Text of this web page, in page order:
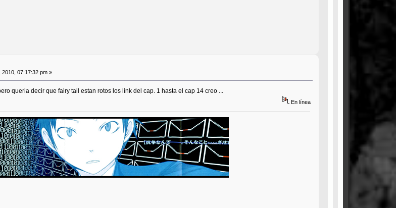
2010, 07:17:32 pm »
queria decir que fairy tail estan rotos los link del cap. 1 hasta el cap 14 creo ...
En línea